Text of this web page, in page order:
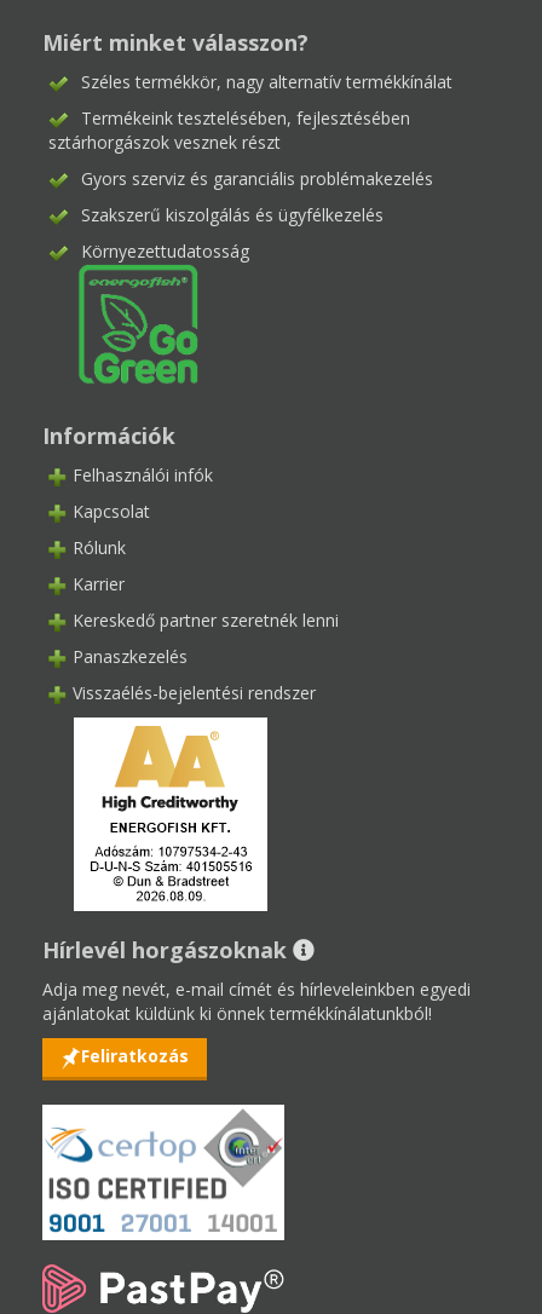
Miért minket válasszon?
Széles termékkör, nagy alternatív termékkínálat
Termékeink tesztelésében, fejlesztésében
sztárhorgászok vesznek részt
Gyors szerviz és garanciális problémakezelés
Szakszerű kiszolgálás és ügyfélkezelés
Környezettudatosság
Információk
Felhasználói infók
Kapcsolat
Rólunk
Karrier
Kereskedő partner szeretnék lenni
Panaszkezelés
Visszaélés-bejelentési rendszer
Hírlevél horgászoknak
Adja meg nevét, e-mail címét és hírleveleinkben egyedi
ajánlatokat küldünk ki önnek termékkínálatunkból!
Feliratkozás